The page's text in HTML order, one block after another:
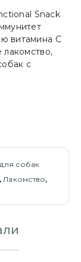
Snack
витамина C
лакомство,
с
собак
,Лакомство,